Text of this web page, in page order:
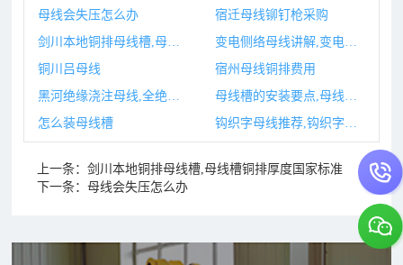
母线会失压怎么办
宿迁母线铆钉枪采购
变电侧络母线讲解,变电母线是什么意思
铜川吕母线
宿州母线铜排费用
怎么装母线槽
上一条：剑川本地铜排母线槽,母线槽铜排厚度国家标准
下一条：母线会失压怎么办